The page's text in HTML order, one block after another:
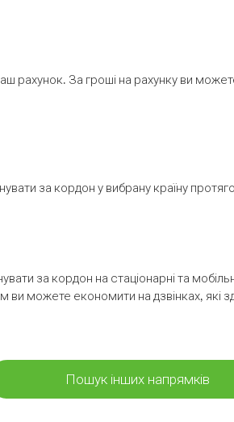
За гроші на рахунку ви
за кордон у вибрану країну
за кордон на стаціонарні та
можете економити на дзвінках, які
Пошук інших напрямків